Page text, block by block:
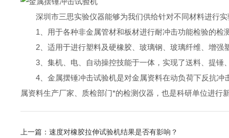
深圳市三思实验仪器能够为我们供给针对不同材料进行实
1、用于各种非金属管材和板材进行耐冲击功能检验的检
2、适用于进行塑料及硬橡胶、玻璃钢、玻璃纤维、增强
3、集机、电、自动操控技能于一体，实现了送料、提锤
4、金属摆锤冲击试验机是对金属资料在动负荷下反抗冲
属资料生产厂家、质检部门*的检测仪器，也是科研单位进行
上一篇： 速度对橡胶拉伸试验机结果是否有影响？